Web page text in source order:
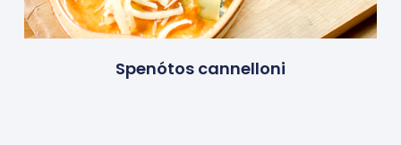
Spenótos cannelloni